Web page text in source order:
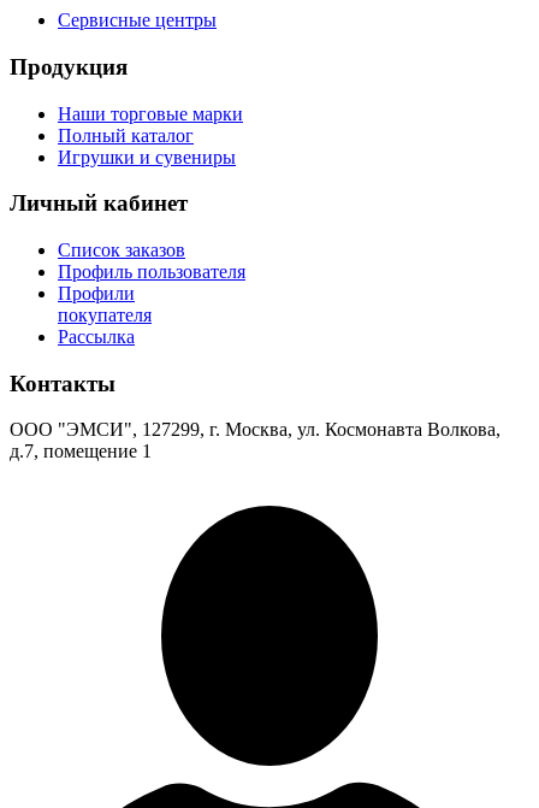
Сервисные центры
Продукция
Наши торговые марки
Полный каталог
Игрушки и сувениры
Личный кабинет
Список заказов
Профиль пользователя
Профили
покупателя
Рассылка
Контакты
ООО "ЭМСИ", 127299, г. Москва, ул. Космонавта Волкова,
д.7, помещение 1